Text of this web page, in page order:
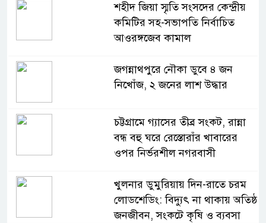
শহীদ জিয়া স্মৃতি সংসদের কেন্দ্রীয়
কমিটির সহ-সভাপতি নির্বাচিত
আওরঙ্গজেব কামাল
জগন্নাথপুরে নৌকা ডুবে ৪ জন
নিখোঁজ, ২ জনের লাশ উদ্ধার
চট্টগ্রামে গ্যাসের তীব্র সংকট, রান্না
বন্ধ বহু ঘরে রেস্তোরাঁর খাবারের
ওপর নির্ভরশীল নগরবাসী
খুলনার ডুমুরিয়ায় দিন-রাতে চরম
লোডশেডিং: বিদ্যুৎ না থাকায় অতিষ্ঠ
জনজীবন, সংকটে কৃষি ও ব্যবসা